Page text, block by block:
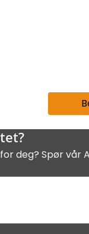
deg? Spør vår